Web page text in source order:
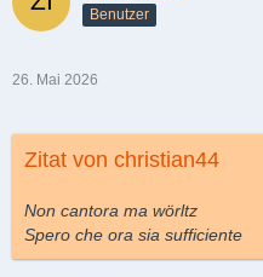
Benutzer
26. Mai 2026
Zitat von christian44
Non cantora ma wörltz
Spero che ora sia sufficiente